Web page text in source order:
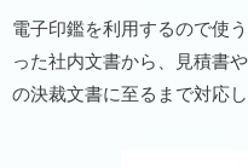
電子印鑑を利用するので使
った社内文書から、見積書
の決裁文書に至るまで対応し